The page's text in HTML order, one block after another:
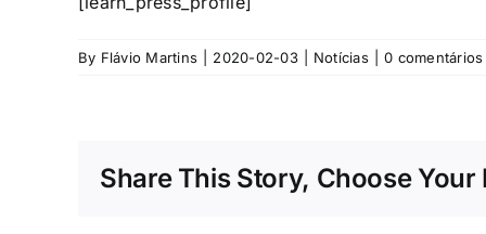
By Flávio Martins 2020-02-03 Notícias 0 comentários
Share This Story, Choose Your